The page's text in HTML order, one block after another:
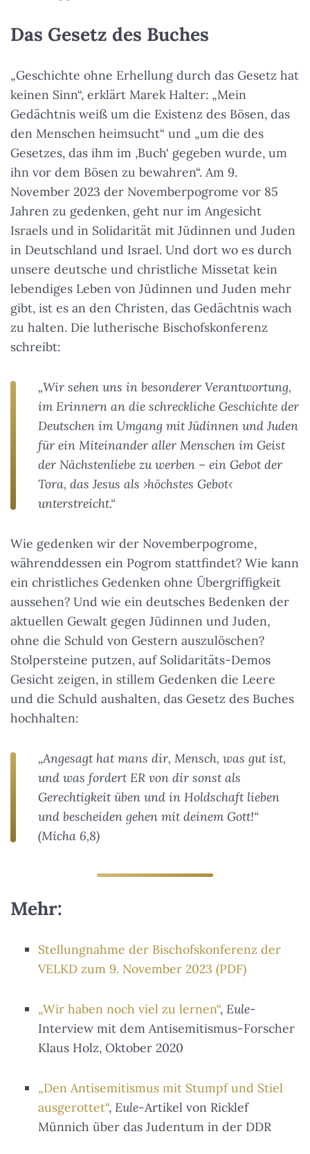
Das Gesetz des Buches
„Geschichte ohne Erhellung durch das Gesetz hat
keinen Sinn“, erklärt Marek Halter: „Mein
Gedächtnis weiß um die Existenz des Bösen, das
den Menschen heimsucht“ und „um die des
Gesetzes, das ihm im ‚Buch‘ gegeben wurde, um
ihn vor dem Bösen zu bewahren“. Am 9.
November 2023 der Novemberpogrome vor 85
Jahren zu gedenken, geht nur im Angesicht
Israels und in Solidarität mit Jüdinnen und Juden
in Deutschland und Israel. Und dort wo es durch
unsere deutsche und christliche Missetat kein
lebendiges Leben von Jüdinnen und Juden mehr
gibt, ist es an den Christen, das Gedächtnis wach
zu halten. Die lutherische Bischofskonferenz
schreibt:
„Wir sehen uns in besonderer Verantwortung,
im Erinnern an die schreckliche Geschichte der
Deutschen im Umgang mit Jüdinnen und Juden
für ein Miteinander aller Menschen im Geist
der Nächstenliebe zu werben – ein Gebot der
Tora, das Jesus als ›höchstes Gebot‹
unterstreicht.“
Wie gedenken wir der Novemberpogrome,
währenddessen ein Pogrom stattfindet? Wie kann
ein christliches Gedenken ohne Übergriffigkeit
aussehen? Und wie ein deutsches Bedenken der
aktuellen Gewalt gegen Jüdinnen und Juden,
ohne die Schuld von Gestern auszulöschen?
Stolpersteine putzen, auf Solidaritäts-Demos
Gesicht zeigen, in stillem Gedenken die Leere
und die Schuld aushalten, das Gesetz des Buches
hochhalten:
„Angesagt hat mans dir, Mensch, was gut ist,
und was fordert ER von dir sonst als
Gerechtigkeit üben und in Holdschaft lieben
und bescheiden gehen mit deinem Gott!“
(Micha 6,8)
Mehr:
Stellungnahme der Bischofskonferenz der
VELKD zum 9. November 2023 (PDF)
„Wir haben noch viel zu lernen“, Eule-
Interview mit dem Antisemitismus-Forscher
Klaus Holz, Oktober 2020
„Den Antisemitismus mit Stumpf und Stiel
ausgerottet“, Eule-Artikel von Ricklef
Münnich über das Judentum in der DDR